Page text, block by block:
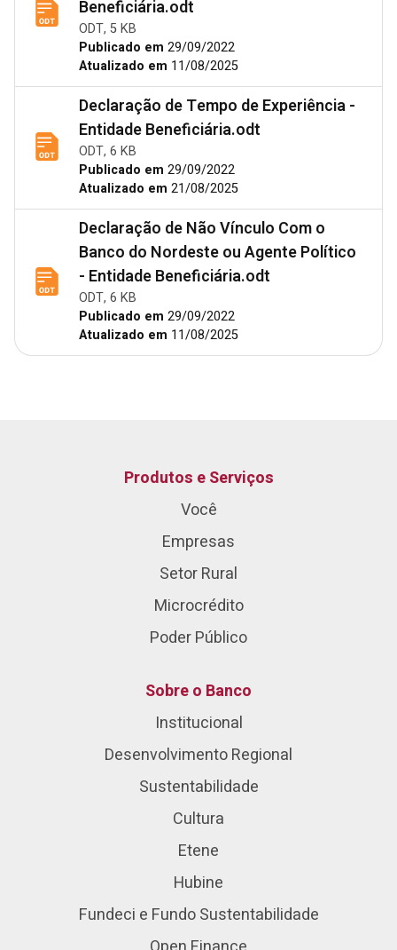
Beneficiária.odt
ODT, 5 KB
Publicado em 29/09/2022
Atualizado em 11/08/2025
Declaração de Tempo de Experiência -
Entidade Beneficiária.odt
ODT, 6 KB
Publicado em 29/09/2022
Atualizado em 21/08/2025
Declaração de Não Vínculo Com o
Banco do Nordeste ou Agente Político
- Entidade Beneficiária.odt
ODT, 6 KB
Publicado em 29/09/2022
Atualizado em 11/08/2025
Produtos e Serviços
Você
Empresas
Setor Rural
Microcrédito
Poder Público
Sobre o Banco
Institucional
Desenvolvimento Regional
Sustentabilidade
Cultura
Etene
Hubine
Fundeci e Fundo Sustentabilidade